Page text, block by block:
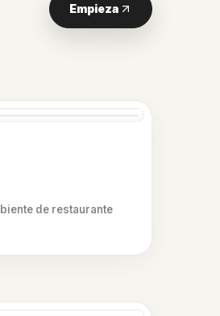
Empieza
de restaurante